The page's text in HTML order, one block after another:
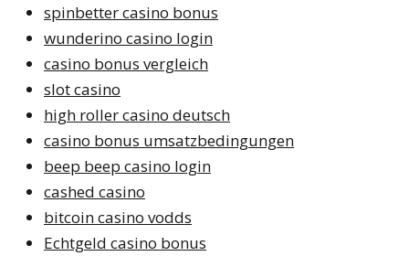
spinbetter casino bonus
wunderino casino login
casino bonus vergleich
slot casino
high roller casino deutsch
casino bonus umsatzbedingungen
beep beep casino login
cashed casino
bitcoin casino vodds
Echtgeld casino bonus